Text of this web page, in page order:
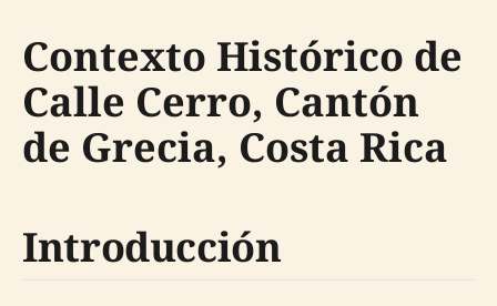
Contexto Histórico de
Calle Cerro, Cantón
de Grecia, Costa Rica
Introducción